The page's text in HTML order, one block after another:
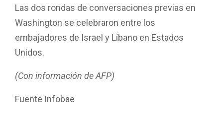
Las dos rondas de conversaciones previas en
Washington se celebraron entre los
embajadores de Israel y Líbano en Estados
Unidos.
(Con información de AFP)
Fuente Infobae